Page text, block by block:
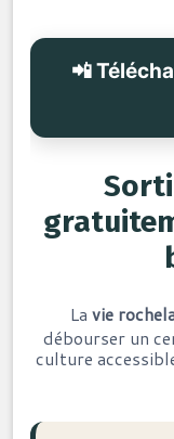
📲
La vie
débourser un
culture